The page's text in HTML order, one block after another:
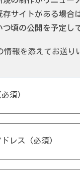
存サイトがある場合は
つ頃の公開を予定し
情報を添えてお送り
須)
ドレス (必須)